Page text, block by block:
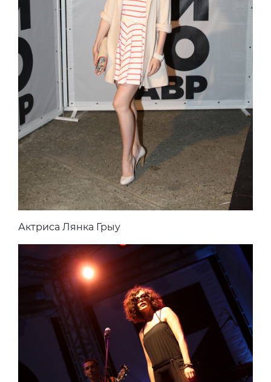
Актриса Лянка Грыу